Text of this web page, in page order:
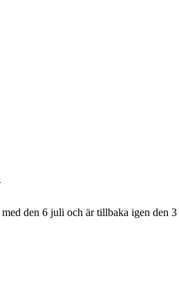
den 6 juli och är tillbaka igen den